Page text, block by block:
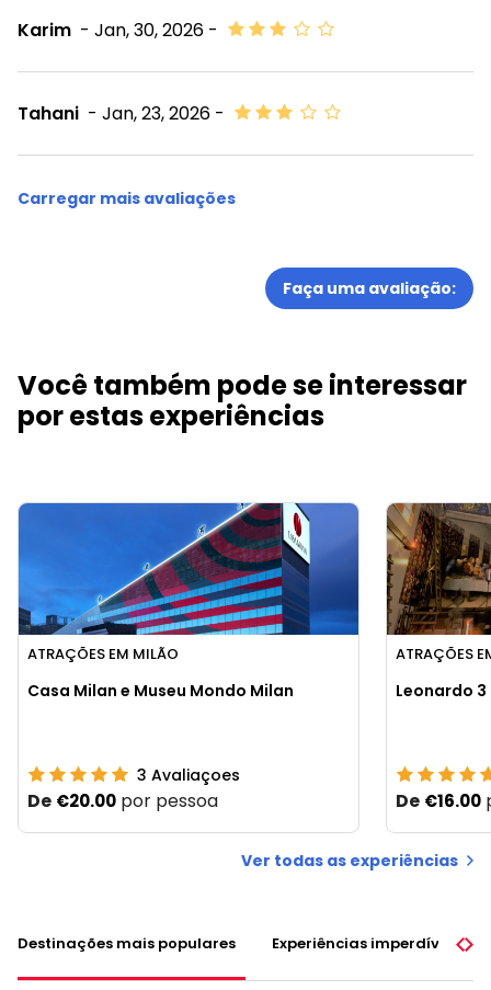
- Jan, 30, 2026 -
Karim
- Jan, 23, 2026 -
Tahani
Carregar mais avaliações
Faça uma avaliação:
Você também pode se interessar
por estas experiências
ATRAÇÕES EM MILÃO
Casa Milan e Museu Mondo Milan
3 Avaliaçoes
De €20.00 por pessoa
ATRAÇÕES
Leonardo
De €16.00
Ver todas as experiências
Destinações mais populares Experiências imperdíveis